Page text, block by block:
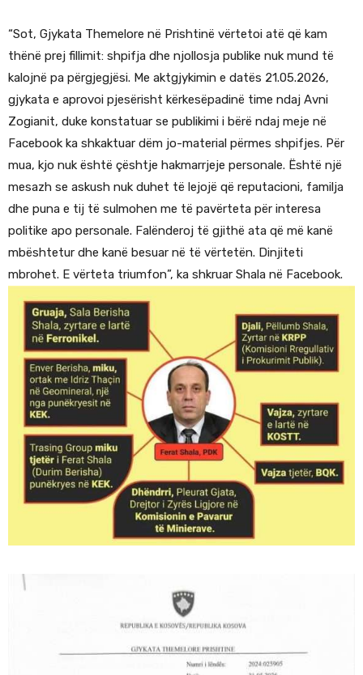
“Sot, Gjykata Themelore në Prishtinë vërtetoi atë që kam
thënë prej fillimit: shpifja dhe njollosja publike nuk mund të
kalojnë pa përgjegjësi. Me aktgjykimin e datës 21.05.2026,
gjykata e aprovoi pjesërisht kërkesëpadinë time ndaj Avni
Zogianit, duke konstatuar se publikimi i bërë ndaj meje në
Facebook ka shkaktuar dëm jo-material përmes shpifjes. Për
mua, kjo nuk është çështje hakmarrjeje personale. Është një
mesazh se askush nuk duhet të lejojë që reputacioni, familja
dhe puna e tij të sulmohen me të pavërteta për interesa
politike apo personale. Falënderoj të gjithë ata që më kanë
mbështetur dhe kanë besuar në të vërtetën. Dinjiteti
mbrohet. E vërteta triumfon”, ka shkruar Shala në Facebook.